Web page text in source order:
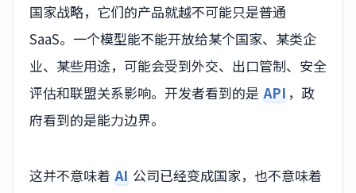
国家战略，它们的产品就越不可能只是普通
SaaS。一个模型能不能开放给某个国家、某类企
业、某些用途，可能会受到外交、出口管制、安全
评估和联盟关系影响。开发者看到的是 API ，政
府看到的是能力边界。
这并不意味着 AI 公司已经变成国家，也不意味着